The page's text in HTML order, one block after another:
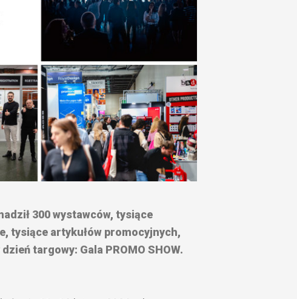
300 wystawców, tysiące
tysiące artykułów promocyjnych,
targowy: Gala PROMO SHOW.